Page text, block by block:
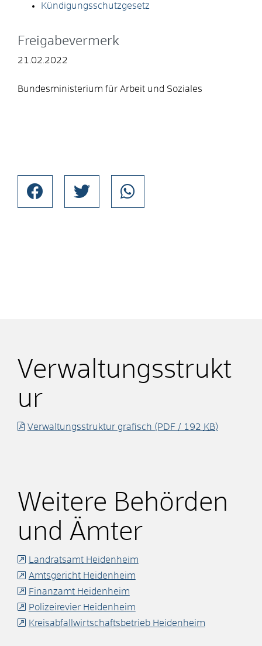
Kündigungsschutzgesetz
Freigabevermerk
21.02.2022
Bundesministerium für Arbeit und Soziales
Verwaltungsstrukt
ur
Verwaltungsstruktur grafisch (PDF / 192 KB)
Weitere Behörden
und Ämter
Landratsamt Heidenheim
Amtsgericht Heidenheim
Finanzamt Heidenheim
Polizeirevier Heidenheim
Kreisabfallwirtschaftsbetrieb Heidenheim